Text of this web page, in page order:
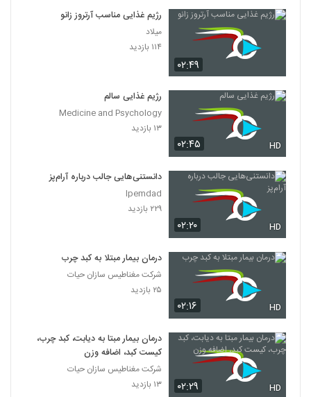
۰۲:۴۹
رژیم غذایی مناسب آرتروز زانو
میلاد
۱۱۴ بازدید
۰۲:۴۵ HD
رژیم غذایی سالم
Medicine and Psychology
۱۳ بازدید
۰۲:۲۰ HD
دانستنی‌هایی جالب درباره آرام‌پز
Ipemdad
۲۲۹ بازدید
۰۲:۱۶ HD
درمان بیمار مبتلا به کبد چرب
شرکت مغناطیس سازان حیات
۲۵ بازدید
۰۲:۲۹ HD
درمان بیمار مبتا به دیابت، کبد چرب،
کیست کبد، اضافه وزن
شرکت مغناطیس سازان حیات
۱۳ بازدید